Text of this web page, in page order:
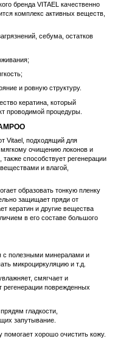
бренда VITAEL качественно
комплекс активных веществ,
себума, остатков
и ровную структуру.
кератина, который
проводимой процедуры.
Vitael, подходящий для
мягкому очищению локонов и
способствует регенерации
и влагой,
образовать тонкую пленку
защищает пряди от
кератин и другие вещества
в его составе большого
с полезными минералами и
микроциркуляцию и т.д.
смягчает и
регенерации поврежденных
гладкости,
запутывание.
хорошо очистить кожу.